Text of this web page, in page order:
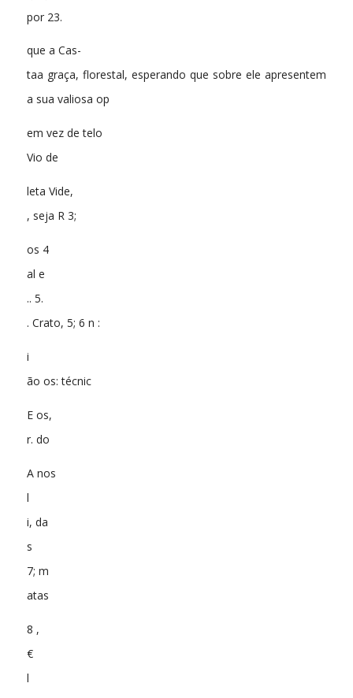
por 23.
que a Cas-
taa graça, florestal, esperando que sobre ele apresentem
a sua valiosa op
em vez de telo
Vio de
leta Vide,
, seja R 3;
os 4
al e
.. 5.
. Crato, 5; 6 n :
i
ão os: técnic
E os,
r. do
A nos
l
i, da
s
7; m
atas
8 ,
€
l